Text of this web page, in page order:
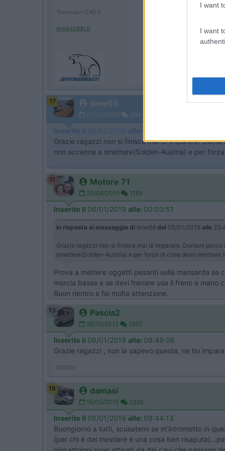
I want
I want
Tommaso IZ4DJI
www.iz4dji.it
17 time69
07/12/2008 384
Inserito il 05/01/2019 alle:
Grazie ragazzi non si finisce mai di imparare.
non accenna a smettere(Solden-Austria) e per
11 Motore 71
20/06/2015 1165
Inserito il 06/01/2019 alle: 00:03:51
In risposta al messaggio di time69 del 05/01/2019 alle
Grazie ragazzi non si finisce mai di imparare. Domani
smettere(Solden-Austria) e per forza di cose devo rientrare
Prova a mettere oggetti pesanti sulla mansarda se
marcia bassa e se devi frenare usa il freno a mano
Buon rientro e fai molta attenzione.
13 Pascia2
26/10/2012 2557
Inserito il 06/01/2019 alle: 08:49:06
Grazie ragazzi , non la sapevo questa, ne ho
DAVIDE
16 damasi
16/05/2010 2392
Inserito il 06/01/2019 alle: 09:44:13
Buongiorno a tutti, scusatemi se m'intrometto in
(per chi é del mestiere é una cosa ben